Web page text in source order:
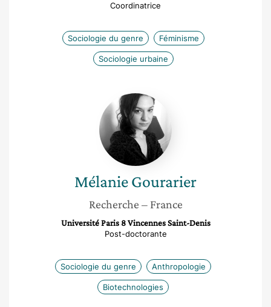
Coordinatrice
Sociologie du genre Féminisme
Sociologie urbaine
Mélanie
Gourarier
MélanieGourarier
Recherche – France
Université Paris 8 Vincennes Saint-Denis
Post-doctorante
Sociologie du genre Anthropologie
Biotechnologies